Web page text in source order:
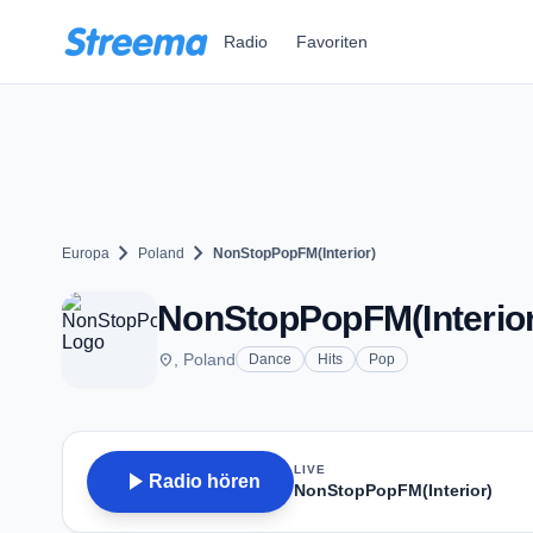
Radio Favoriten
Europa chevron_right Poland chevron_right NonStopPopFM(Interior)
place , Poland Dance Hits Pop
play_arrow Radio hören
LIVE
NonStopPopFM(Interior)